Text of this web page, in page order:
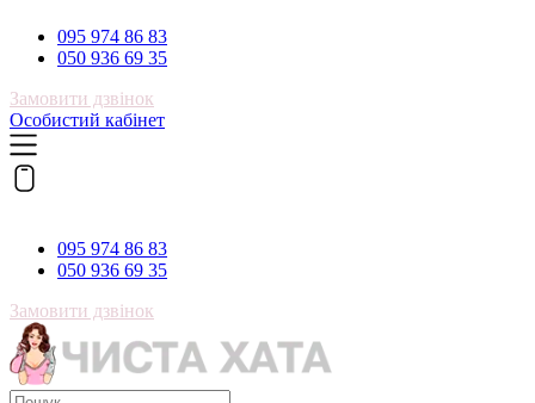
095 974 86 83
050 936 69 35
Замовити дзвінок
Особистий кабінет
095 974 86 83
050 936 69 35
Замовити дзвінок